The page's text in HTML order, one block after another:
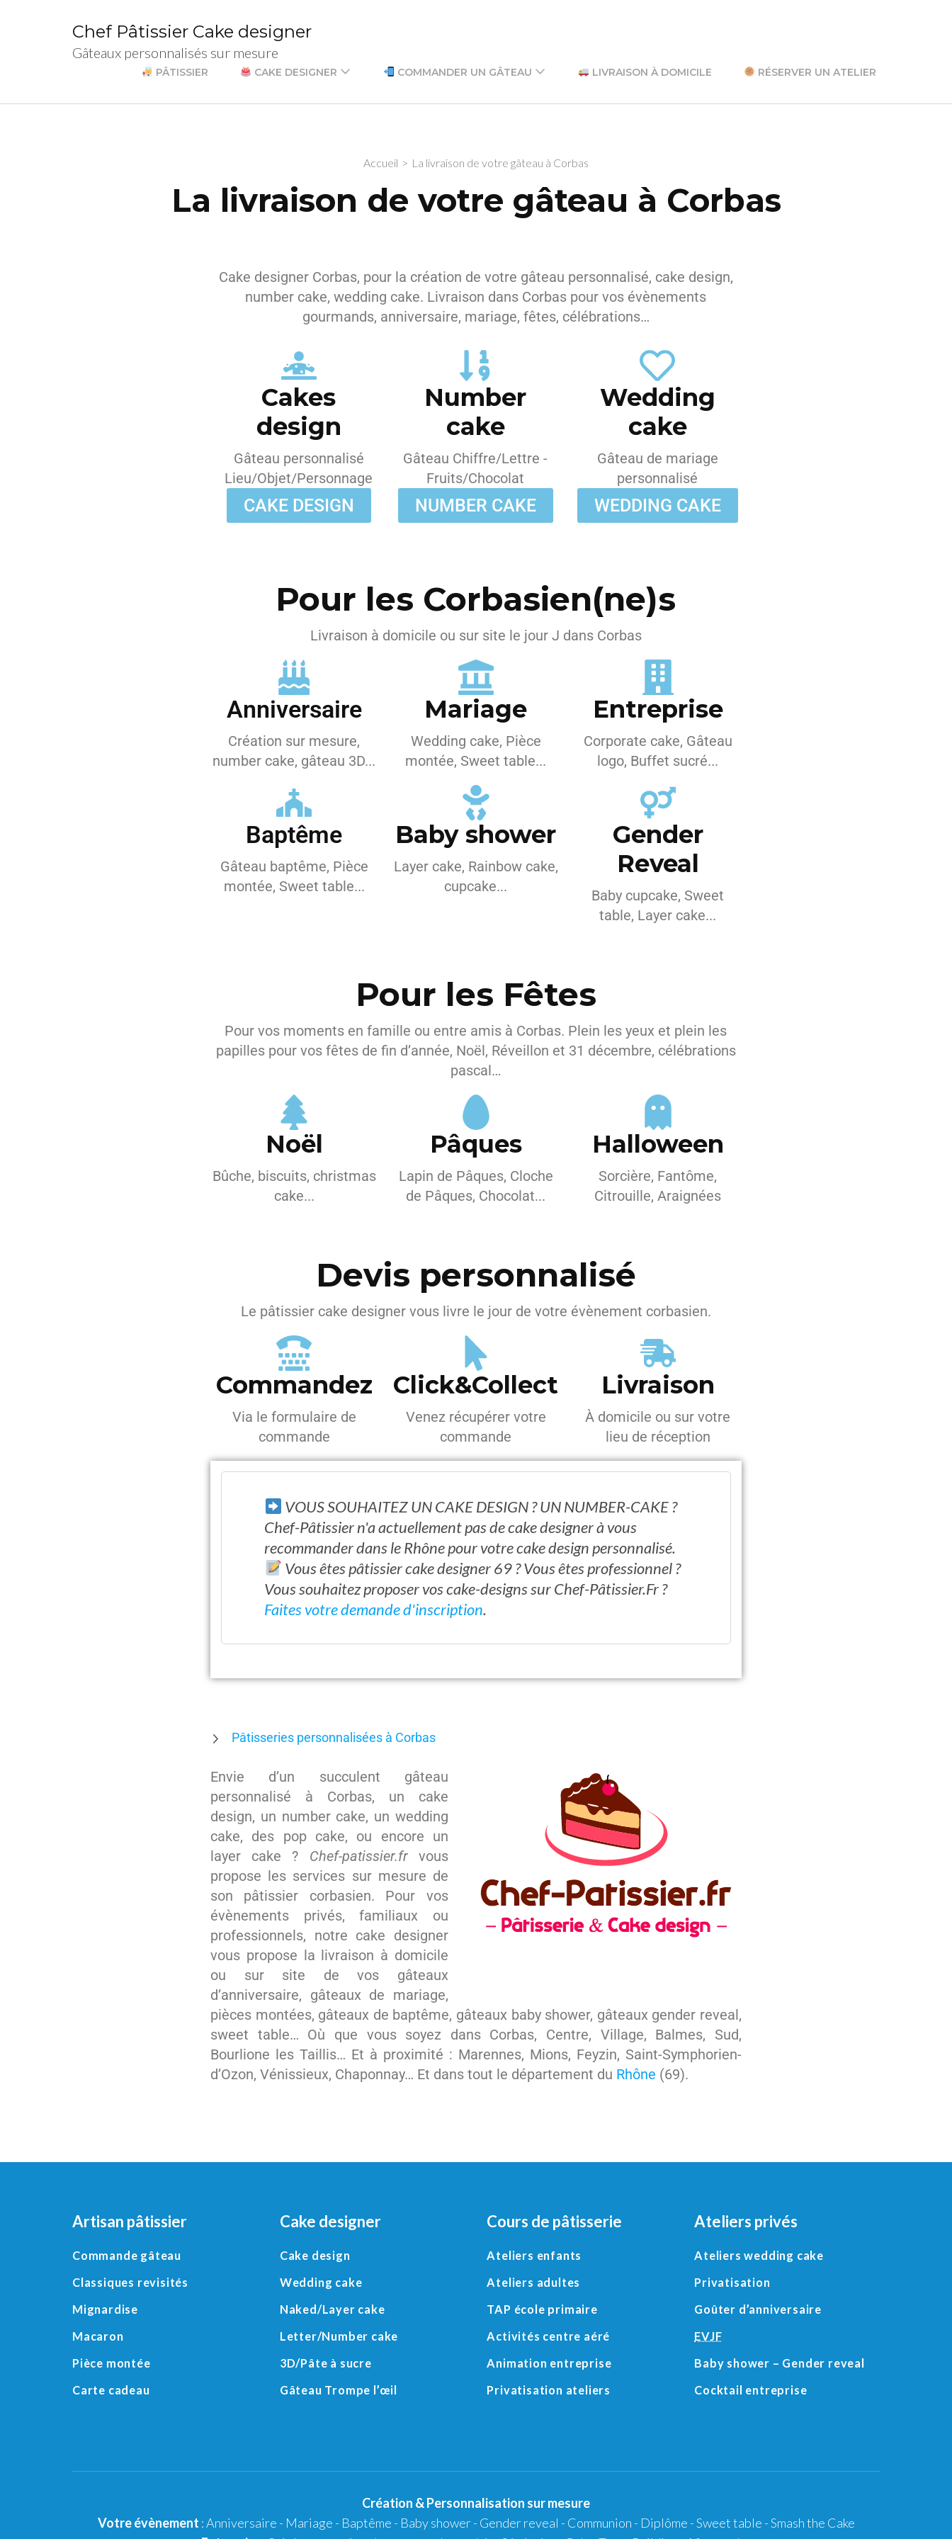
Chef Pâtissier Cake designer
Gâteaux personnalisés sur mesure
PÂTISSIER CAKE DESIGNER COMMANDER UN GÂTEAU LIVRAISON À DOMICILE RÉSERVER UN ATELIER
Accueil > La livraison de votre gâteau à Corbas
La livraison de votre gâteau à Corbas
Cake designer Corbas, pour la création de votre gâteau personnalisé, cake design,
number cake, wedding cake. Livraison dans Corbas pour vos évènements
gourmands, anniversaire, mariage, fêtes, célébrations…
Cakes
design
Gâteau personnalisé
Lieu/Objet/Personnage
CAKE DESIGN
Number
cake
Gâteau Chiffre/Lettre -
Fruits/Chocolat
NUMBER CAKE
Wedding
cake
Gâteau de mariage
personnalisé
WEDDING CAKE
Pour les Corbasien(ne)s
Livraison à domicile ou sur site le jour J dans Corbas
Anniversaire
Création sur mesure,
number cake, gâteau 3D...
Mariage
Wedding cake, Pièce
montée, Sweet table...
Entreprise
Corporate cake, Gâteau
logo, Buffet sucré...
Baptême
Gâteau baptême, Pièce
montée, Sweet table...
Baby shower
Layer cake, Rainbow cake,
cupcake...
Gender
Reveal
Baby cupcake, Sweet
table, Layer cake...
Pour les Fêtes
Pour vos moments en famille ou entre amis à Corbas. Plein les yeux et plein les
papilles pour vos fêtes de fin d’année, Noël, Réveillon et 31 décembre, célébrations
pascal…
Noël
Bûche, biscuits, christmas
cake...
Pâques
Lapin de Pâques, Cloche
de Pâques, Chocolat...
Halloween
Sorcière, Fantôme,
Citrouille, Araignées
Devis personnalisé
Le pâtissier cake designer vous livre le jour de votre évènement corbasien.
Commandez
Via le formulaire de
commande
Click&Collect
Venez récupérer votre
commande
Livraison
À domicile ou sur votre
lieu de réception
VOUS SOUHAITEZ UN CAKE DESIGN ? UN NUMBER-CAKE ?
Chef-Pâtissier n'a actuellement pas de cake designer à vous
recommander dans le Rhône pour votre cake design personnalisé.
Vous êtes pâtissier cake designer 69 ? Vous êtes professionnel ?
Vous souhaitez proposer vos cake-designs sur Chef-Pâtissier.Fr ?
Faites votre demande d'inscription.
Pâtisseries personnalisées à Corbas
Envie d’un succulent gâteau
personnalisé à Corbas, un cake
design, un number cake, un wedding
cake, des pop cake, ou encore un
layer cake ? Chef-patissier.frvous
propose les services sur mesure de
son pâtissier corbasien. Pour vos
évènements privés, familiaux ou
professionnels, notre cake designer
vous propose la livraison à domicile
ou sur site de vos gâteaux
d’anniversaire, gâteaux de mariage,
pièces montées, gâteaux de baptême, gâteaux baby shower, gâteaux gender reveal,
sweet table… Où que vous soyez dans Corbas, Centre, Village, Balmes, Sud,
Bourlione les Taillis… Et à proximité : Marennes, Mions, Feyzin, Saint-Symphorien-
d’Ozon, Vénissieux, Chaponnay… Et dans tout le département du Rhône (69).
Artisan pâtissier
Commande gâteau
Classiques revisités
Mignardise
Macaron
Pièce montée
Carte cadeau
Cake designer
Cake design
Wedding cake
Naked/Layer cake
Letter/Number cake
3D/Pâte à sucre
Gâteau Trompe l’œil
Cours de pâtisserie
Ateliers enfants
Ateliers adultes
TAP école primaire
Activités centre aéré
Animation entreprise
Privatisation ateliers
Ateliers privés
Ateliers wedding cake
Privatisation
Goûter d’anniversaire
EVJF
Baby shower – Gender reveal
Cocktail entreprise
Création &Personnalisation sur mesure
Votre évènement :Anniversaire - Mariage - Baptême - Baby shower- Gender reveal - Communion - Diplôme -Sweet table -Smash the Cake